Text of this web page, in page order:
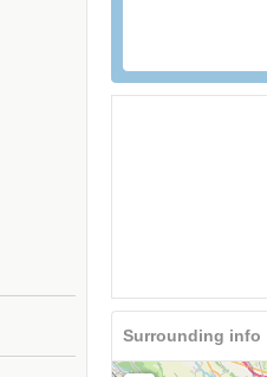
Surrounding info